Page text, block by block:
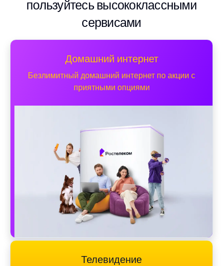
пользуйтесь высококлассными
сервисами
Домашний интернет
Безлимитный домашний интернет по акции с
приятными опциями
Телевидение